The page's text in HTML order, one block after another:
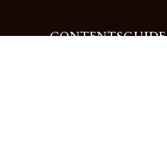
CONTENTSGUIDE